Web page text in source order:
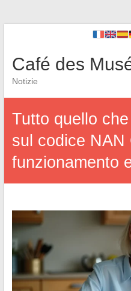
Café des
Notizie
Tutto quello
sul codice NAN
funzionamento